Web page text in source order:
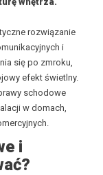
rozwiązanie
i
się po zmroku,
efekt świetlny.
schodowe
w domach,
i